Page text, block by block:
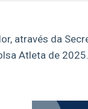
através da
Atleta de